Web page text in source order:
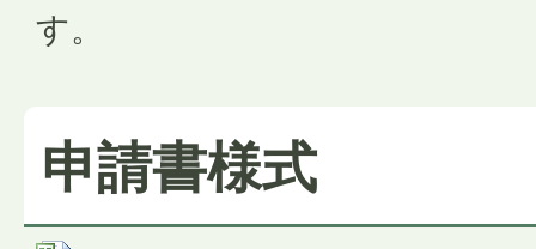
す。
申請書様式